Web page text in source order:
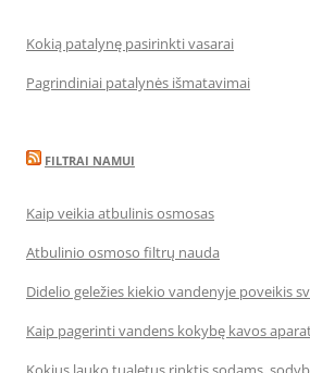
Kokią patalynę pasirinkti vasarai
Pagrindiniai patalynės išmatavimai
FILTRAI NAMUI
Kaip veikia atbulinis osmosas
Atbulinio osmoso filtrų nauda
Didelio geležies kiekio vandenyje poveikis
Kaip pagerinti vandens kokybę kavos